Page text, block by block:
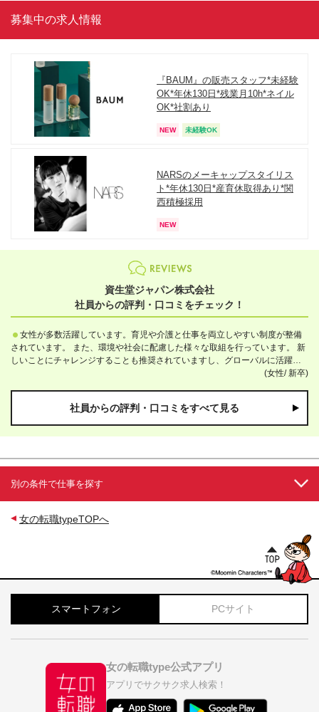
募集中の求人情報
『BAUM』の販売スタッフ*未経験
OK*年休130日*残業月10h*ネイル
OK*社割あり
NEW 未経験OK
NARSのメーキャップスタイリス
ト*年休130日*産育休取得あり*関
西積極採用
NEW
資生堂ジャパン株式会社
社員からの評判・口コミをチェック！
女性が多数活躍しています。育児や介護と仕事を両立しやすい制度が整備
されています。 また、環境や社会に配慮した様々な取組を行っています。 新
しいことにチャレンジすることも推奨されていますし、グローバルに活躍す
(女性/ 新卒)
社員からの評判・口コミをすべて見る
別の条件で仕事を探す
女の転職typeTOPへ
スマートフォン PCサイト
女の転職type公式アプリ
アプリでサクサク求人検索！